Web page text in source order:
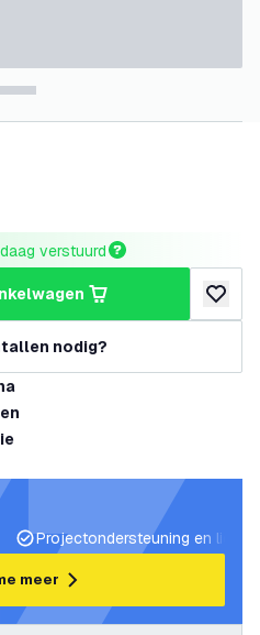
verstuurd
nodig?
Projectondersteuning en
meer